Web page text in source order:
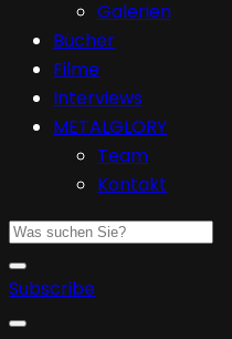
Galerien
Bücher
Filme
Interviews
METALGLORY
Team
Kontakt
Subscribe